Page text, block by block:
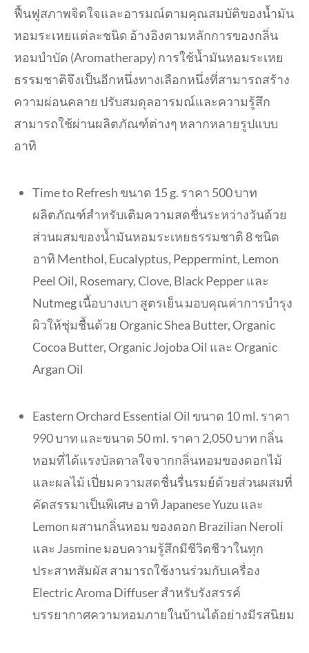
ฟื้นฟูสภาพจิตใจและอารมณ์ตามคุณสมบัติของน้ำมัน
หอมระเหยแต่ละชนิด อ้างอิงตามหลักการของกลิ่น
หอมบำบัด (Aromatherapy) การใช้น้ำมันหอมระเหย
ธรรมชาติจึงเป็นอีกหนึ่งทางเลือกหนึ่งที่สามารถสร้าง
ความผ่อนคลาย ปรับสมดุลอารมณ์และความรู้สึก
สามารถใช้ผ่านผลิตภัณฑ์ต่างๆ หลากหลายรูปแบบ
อาทิ
Time to Refresh ขนาด 15 g. ราคา 500 บาท
ผลิตภัณฑ์สำหรับเติมความสดชื่นระหว่างวันด้วย
ส่วนผสมของน้ำมันหอมระเหยธรรมชาติ 8 ชนิด
อาทิ Menthol, Eucalyptus, Peppermint, Lemon
Peel Oil, Rosemary, Clove, Black Pepper และ
Nutmeg เนื้อบางเบา สูตรเย็น มอบคุณค่าการบำรุง
ผิวให้ชุ่มชื้นด้วย Organic Shea Butter, Organic
Cocoa Butter, Organic Jojoba Oil และ Organic
Argan Oil
Eastern Orchard Essential Oil ขนาด 10 ml. ราคา
990 บาท และขนาด 50 ml. ราคา 2,050 บาท กลิ่น
หอมที่ได้แรงบัลดาลใจจากกลิ่นหอมของดอกไม้
และผลไม้ เปี่ยมความสดชื่นรื่นรมย์ด้วยส่วนผสมที่
คัดสรรมาเป็นพิเศษ อาทิ Japanese Yuzu และ
Lemon ผสานกลิ่นหอม ของดอก Brazilian Neroli
และ Jasmine มอบความรู้สึกมีชีวิตชีวาในทุก
ประสาทสัมผัส สามารถใช้งานร่วมกับเครื่อง
Electric Aroma Diffuser สำหรับรังสรรค์
บรรยากาศความหอมภายในบ้านได้อย่างมีรสนิยม